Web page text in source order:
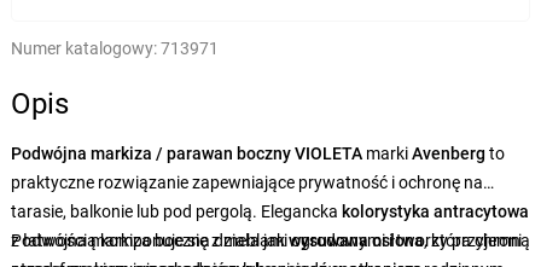
Numer katalogowy:713971
Opis
Podwójna markiza / parawan boczny VIOLETA markiAvenberg to
praktyczne rozwiązanie zapewniające prywatność i ochronę na
tarasie, balkonie lub pod pergolą. Elegancka kolorystyka antracytowa
z łatwością komponuje sięz meblami ogrodowymi i tworzy przyjemną
Podwójna markiza boczna działa jakwysuwana osłona, która chroni